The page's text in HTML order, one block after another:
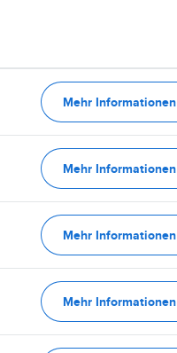
Mehr Informationen
Mehr Informationen
Mehr Informationen
Mehr Informationen